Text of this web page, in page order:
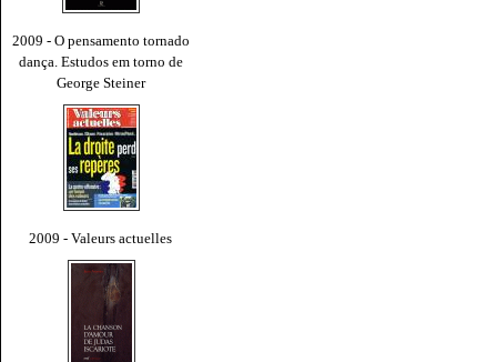
2009 - O pensamento tornado
dança. Estudos em torno de
George Steiner
2009 - Valeurs actuelles